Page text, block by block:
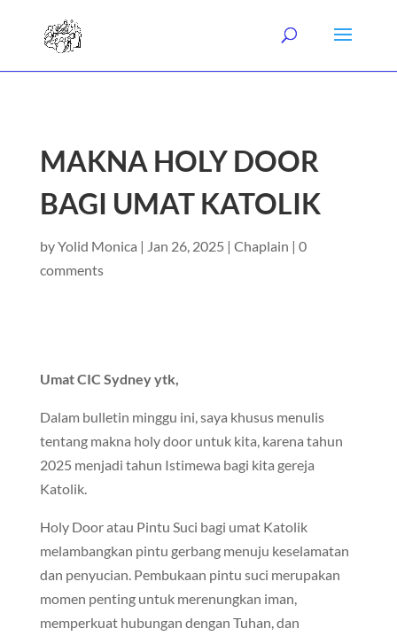
MAKNA HOLY DOOR
BAGI UMAT KATOLIK
byYolid Monica | Jan 26, 2025 | Chaplain | 0
comments
Umat CIC Sydney ytk,
Dalam bulletin minggu ini, saya khusus menulis
tentang makna holy door untuk kita, karena tahun
2025 menjadi tahun Istimewa bagi kita gereja
Katolik.
Holy Door atau Pintu Suci bagi umat Katolik
melambangkan pintu gerbang menuju keselamatan
dan penyucian. Pembukaan pintu suci merupakan
momen penting untuk merenungkan iman,
memperkuat hubungan dengan Tuhan, dan